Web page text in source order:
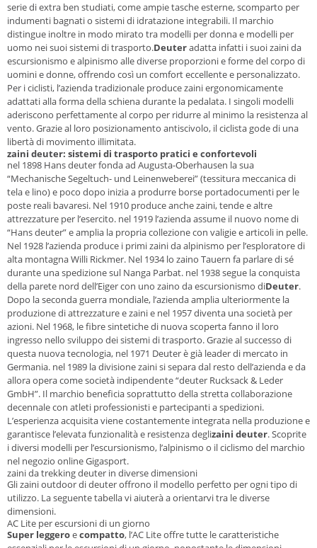
serie di extra ben studiati, come ampie tasche esterne, scomparto per
indumenti bagnati o sistemi di idratazione integrabili. Il marchio
distingue inoltre in modo mirato tra modelli per donna e modelli per
uomo nei suoi sistemi di trasporto.Deuteradatta infatti i suoi zaini da
escursionismo e alpinismo alle diverse proporzioni e forme del corpo di
uomini e donne, offrendo così un comfort eccellente e personalizzato.
Per i ciclisti, l’azienda tradizionale produce zaini ergonomicamente
adattati alla forma della schiena durante la pedalata. I singoli modelli
aderiscono perfettamente al corpo per ridurre al minimo la resistenza al
vento. Grazie al loro posizionamento antiscivolo, il ciclista gode di una
libertà di movimento illimitata.
zaini deuter: sistemi di trasporto pratici e confortevoli
nel 1898 Hans deuter fonda ad Augusta-Oberhausen la sua
“Mechanische Segeltuch- und Leinenweberei” (tessitura meccanica di
tela e lino) e poco dopo inizia a produrre borse portadocumenti per le
poste reali bavaresi. Nel 1910 produce anche zaini, tende e altre
attrezzature per l’esercito. nel 1919 l’azienda assume il nuovo nome di
“Hans deuter” e amplia la propria collezione con valigie e articoli in pelle.
Nel 1928 l’azienda produce i primi zaini da alpinismo per l’esploratore di
alta montagna Willi Rickmer. Nel 1934 lo zaino Tauern fa parlare di sé
durante una spedizione sul Nanga Parbat. nel 1938 segue la conquista
della parete nord dell’Eiger con uno zaino da escursionismo diDeuter.
Dopo la seconda guerra mondiale, l’azienda amplia ulteriormente la
produzione di attrezzature e zaini e nel 1957 diventa una società per
azioni. Nel 1968, le fibre sintetiche di nuova scoperta fanno il loro
ingresso nello sviluppo dei sistemi di trasporto. Grazie al successo di
questa nuova tecnologia, nel 1971 Deuter è già leader di mercato in
Germania. nel 1989 la divisione zaini si separa dal resto dell’azienda e da
allora opera come società indipendente “deuter Rucksack & Leder
GmbH”. Il marchio beneficia soprattutto della stretta collaborazione
decennale con atleti professionisti e partecipanti a spedizioni.
L’esperienza acquisita viene costantemente integrata nella produzione e
garantisce l’elevata funzionalità e resistenza deglizaini deuter. Scoprite
i diversi modelli per l’escursionismo, l’alpinismo o il ciclismo del marchio
nel negozio online Gigasport.
zaini da trekking deuter in diverse dimensioni
Gli zaini outdoor di deuter offrono il modello perfetto per ogni tipo di
utilizzo. La seguente tabella vi aiuterà a orientarvi tra le diverse
dimensioni.
AC Lite per escursioni di un giorno
Super leggeroecompatto, l’AC Lite offre tutte le caratteristiche